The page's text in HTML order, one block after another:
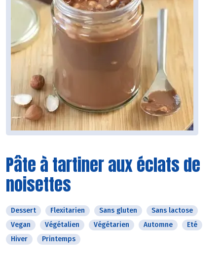
Pâte à tartiner aux éclats de
noisettes
Dessert Flexitarien Sans gluten
Sans lactose
Vegan
Végétalien Végétarien Automne
Eté
Hiver
Printemps